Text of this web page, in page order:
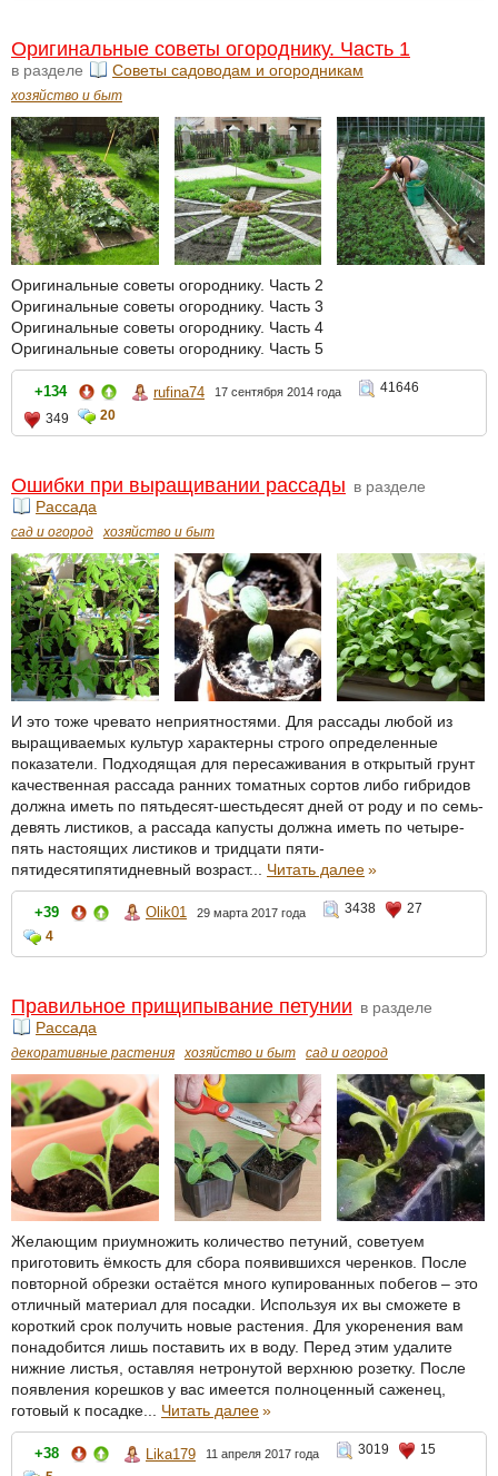
Оригинальные советы огороднику. Часть 1
в разделе Советы садоводам и огородникам
хозяйство и быт
Оригинальные советы огороднику. Часть 2
Оригинальные советы огороднику. Часть 3
Оригинальные советы огороднику. Часть 4
Оригинальные советы огороднику. Часть 5
+134 rufina74 17 сентября 2014 года
41646
349
20
Ошибки при выращивании рассады в разделе
Рассада
сад и огород хозяйство и быт
И это тоже чревато неприятностями. Для рассады любой из
выращиваемых культур характерны строго определенные
показатели. Подходящая для пересаживания в открытый грунт
качественная рассада ранних томатных сортов либо гибридов
должна иметь по пятьдесят-шестьдесят дней от роду и по семь-
девять листиков, а рассада капусты должна иметь по четыре-
пять настоящих листиков и тридцати пяти-
пятидесятипятидневный возраст... Читать далее»
+39 Olik01 29 марта 2017 года 3438
27
4
Правильное прищипывание петунии в разделе
Рассада
декоративные растения хозяйство и быт сад и огород
Желающим приумножить количество петуний, советуем
приготовить ёмкость для сбора появившихся черенков. После
повторной обрезки остаётся много купированных побегов – это
отличный материал для посадки. Используя их вы сможете в
короткий срок получить новые растения. Для укоренения вам
понадобится лишь поставить их в воду. Перед этим удалите
нижние листья, оставляя нетронутой верхнюю розетку. После
появления корешков у вас имеется полноценный саженец,
готовый к посадке... Читать далее»
+38 Lika179 11 апреля 2017 года 3019
15